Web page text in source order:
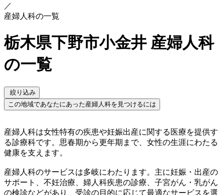
／
産婦人科の一覧
栃木県下野市小金井 産婦人科
の一覧
絞り込み
この地域であなたにあった産婦人科を見つけるには
産婦人科は女性特有の疾患や妊娠出産に関する医療を提供す
る診療科です。思春期から更年期まで、女性の生涯にわたる
健康を支えます。
産婦人科のサービスは多岐にわたります。主に妊娠・出産の
サポート、不妊治療、婦人科疾患の診療、子宮がん・乳がん
の検診などがあり、受診の目的に応じて最適なサービスを選